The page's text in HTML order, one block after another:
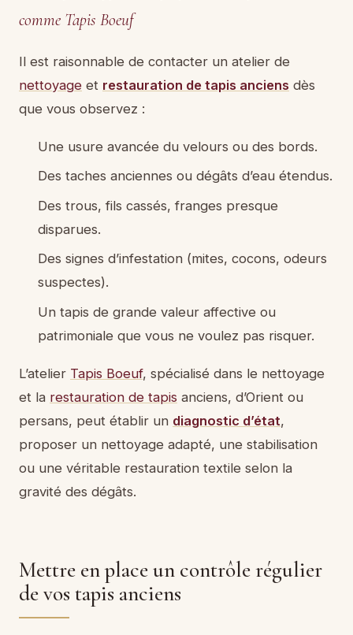
comme Tapis Boeuf
Il est raisonnable de contacter un atelier de
nettoyage et restauration de tapis anciens dès
que vous observez :
Une usure avancée du velours ou des bords.
Des taches anciennes ou dégâts d’eau étendus.
Des trous, fils cassés, franges presque
disparues.
Des signes d’infestation (mites, cocons, odeurs
suspectes).
Un tapis de grande valeur affective ou
patrimoniale que vous ne voulez pas risquer.
L’atelier Tapis Boeuf, spécialisé dans le nettoyage
et la restauration de tapis anciens, d’Orient ou
persans, peut établir un diagnostic d’état,
proposer un nettoyage adapté, une stabilisation
ou une véritable restauration textile selon la
gravité des dégâts.
Mettre en place un contrôle régulier
de vos tapis anciens